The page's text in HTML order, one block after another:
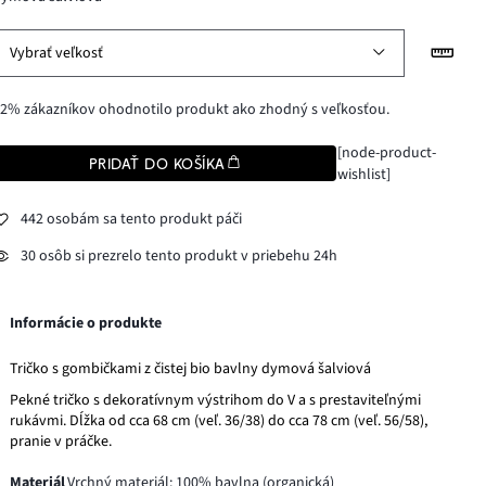
Vybrať veľkosť
zákazníkov ohodnotilo produkt ako zhodný s veľkosťou.
PRIDAŤ DO KOŠÍKA
[node-product-
wishlist]
442 osobám sa tento produkt páči
30 osôb si prezrelo tento produkt v priebehu 24h
Informácie o produkte
Tričko s gombičkami z čistej bio bavlny dymová šalviová
Pekné tričko s dekoratívnym výstrihom do V a s prestaviteľnými
rukávmi. Dĺžka od cca 68 cm (veľ. 36/38) do cca 78 cm (veľ. 56/58),
pranie v práčke.